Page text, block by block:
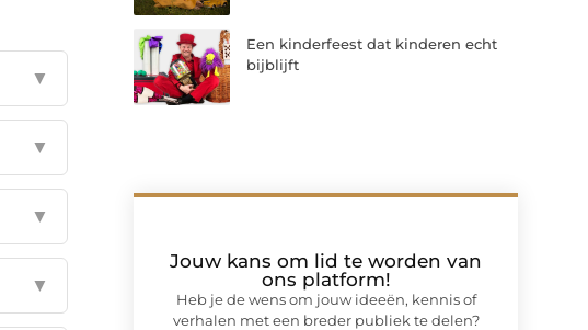
▼
▼
▼
▼
Een kinderfeest dat kinderen echt
bijblijft
Jouw kans om lid te worden van
ons platform!
Heb je de wens om jouw ideeën, kennis of
verhalen met een breder publiek te delen?